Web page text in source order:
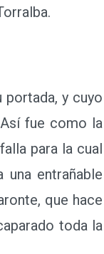
y cuyo
fue como la
para la cual
entrañable
que hace
toda la